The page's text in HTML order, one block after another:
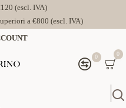
(escl. IVA)
a €800 (escl. IVA)
0 0